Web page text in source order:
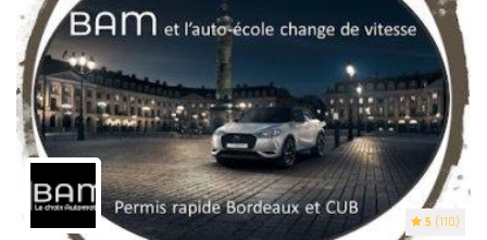
5 (110)